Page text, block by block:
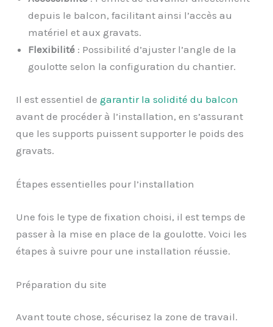
depuis le balcon, facilitant ainsi l’accès au
matériel et aux gravats.
Flexibilité : Possibilité d’ajuster l’angle de la
goulotte selon la configuration du chantier.
Il est essentiel degarantir la solidité du balcon
avant de procéder à l’installation, en s’assurant
que les supports puissent supporter le poids des
gravats.
Étapes essentielles pour l’installation
Une fois le type de fixation choisi, il est temps de
passer à la mise en place de la goulotte. Voici les
étapes à suivre pour une installation réussie.
Préparation du site
Avant toute chose, sécurisez la zone de travail.